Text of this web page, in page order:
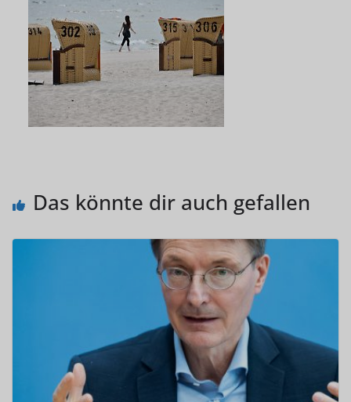
Das könnte dir auch gefallen